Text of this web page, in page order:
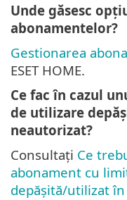
Unde găsesc
abonamentelor?
Gestionarea
ESET HOME.
Ce fac în cazul
de utilizare
neautorizat?
Consultați Ce
abonament cu
depășită/utilizat